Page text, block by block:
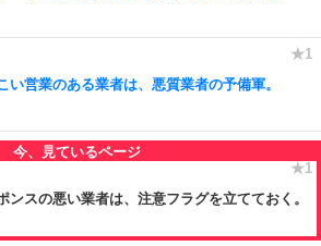
い営業のある業者は、悪質業者の予備軍。
ンスの悪い業者は、注意フラグを立てておく。